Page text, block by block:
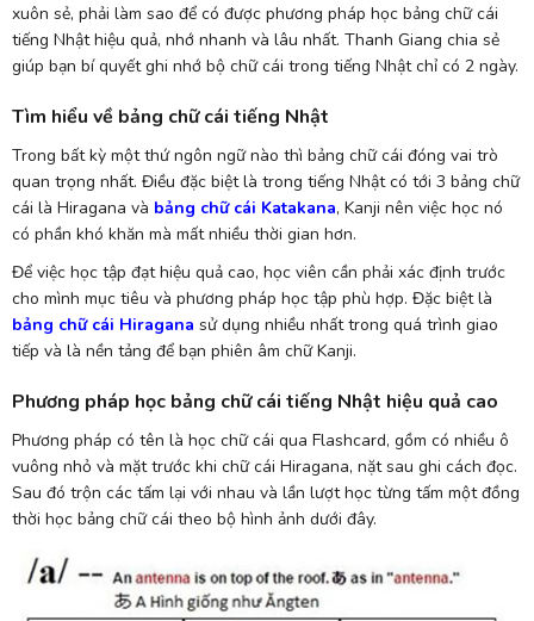
xuôn sẻ, phải làm sao để có được phương pháp học bảng chữ cái
tiếng Nhật hiệu quả, nhớ nhanh và lâu nhất. Thanh Giang chia sẻ
giúp bạn bí quyết ghi nhớ bộ chữ cái trong tiếng Nhật chỉ có 2 ngày.
Tìm hiểu về bảng chữ cái tiếng Nhật
Trong bất kỳ một thứ ngôn ngữ nào thì bảng chữ cái đóng vai trò
quan trọng nhất. Điều đặc biệt là trong tiếng Nhật có tới 3 bảng chữ
cái là Hiragana và bảng chữ cái Katakana, Kanji nên việc học nó
có phần khó khăn mà mất nhiều thời gian hơn.
Để việc học tập đạt hiệu quả cao, học viên cần phải xác định trước
cho mình mục tiêu và phương pháp học tập phù hợp. Đặc biệt là
bảng chữ cái Hiragana sử dụng nhiều nhất trong quá trình giao
tiếp và là nền tảng để bạn phiên âm chữ Kanji.
Phương pháp học bảng chữ cái tiếng Nhật hiệu quả cao
Phương pháp có tên là học chữ cái qua Flashcard, gồm có nhiều ô
vuông nhỏ và mặt trước khi chữ cái Hiragana, nặt sau ghi cách đọc.
Sau đó trộn các tấm lại với nhau và lần lượt học từng tấm một đồng
thời học bảng chữ cái theo bộ hình ảnh dưới đây.